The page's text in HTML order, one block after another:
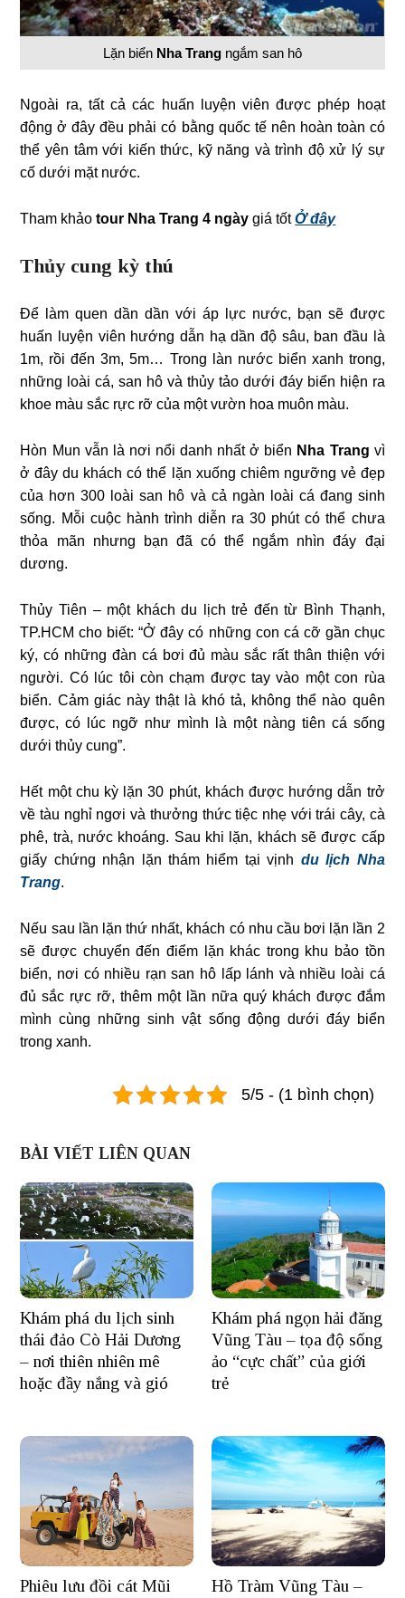
Lặn biển Nha Trang ngắm san hô
Ngoài ra, tất cả các huấn luyện viên được phép hoạt
động ở đây đều phải có bằng quốc tế nên hoàn toàn có
thể yên tâm với kiến thức, kỹ năng và trình độ xử lý sự
cố dưới mặt nước.
Tham khảotour Nha Trang 4 ngày giá tốtỞ đây
Thủy cung kỳ thú
Để làm quen dần dần với áp lực nước, bạn sẽ được
huấn luyện viên hướng dẫn hạ dần độ sâu, ban đầu là
1m, rồi đến 3m, 5m… Trong làn nước biển xanh trong,
những loài cá, san hô và thủy tảo dưới đáy biển hiện ra
khoe màu sắc rực rỡ của một vườn hoa muôn màu.
Hòn Mun vẫn là nơi nổi danh nhất ở biển Nha Trang vì
ở đây du khách có thể lặn xuống chiêm ngưỡng vẻ đẹp
của hơn 300 loài san hô và cả ngàn loài cá đang sinh
sống. Mỗi cuộc hành trình diễn ra 30 phút có thể chưa
thỏa mãn nhưng bạn đã có thể ngắm nhìn đáy đại
dương.
Thủy Tiên – một khách du lịch trẻ đến từ Bình Thạnh,
TP.HCM cho biết: “Ở đây có những con cá cỡ gần chục
ký, có những đàn cá bơi đủ màu sắc rất thân thiện với
người. Có lúc tôi còn chạm được tay vào một con rùa
biển. Cảm giác này thật là khó tả, không thể nào quên
được, có lúc ngỡ như mình là một nàng tiên cá sống
dưới thủy cung”.
Hết một chu kỳ lặn 30 phút, khách được hướng dẫn trở
về tàu nghỉ ngơi và thưởng thức tiệc nhẹ với trái cây, cà
phê, trà, nước khoáng. Sau khi lặn, khách sẽ được cấp
giấy chứng nhận lặn thám hiểm tại vịnh du lịch Nha
Trang.
Nếu sau lần lặn thứ nhất, khách có nhu cầu bơi lặn lần 2
sẽ được chuyển đến điểm lặn khác trong khu bảo tồn
biển, nơi có nhiều rạn san hô lấp lánh và nhiều loài cá
đủ sắc rực rỡ, thêm một lần nữa quý khách được đắm
mình cùng những sinh vật sống động dưới đáy biển
trong xanh.
5/5 - (1 bình chọn)
BÀI VIẾT LIÊN QUAN
Khám phá du lịch sinh
thái đảo Cò Hải Dương
– nơi thiên nhiên mê
hoặc đầy nắng và gió
Khám phá ngọn hải đăng
Vũng Tàu – tọa độ sống
ảo “cực chất” của giới
trẻ
Phiêu lưu đồi cát Mũi
Hồ Tràm Vũng Tàu –